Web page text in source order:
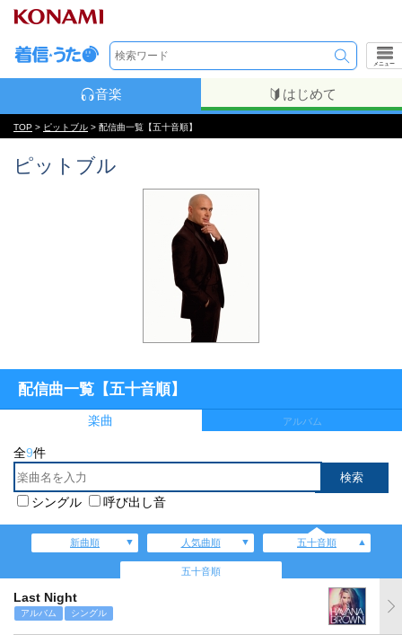
メニュー
音楽 はじめて
TOP > ピットブル > 配信曲一覧【五十音順】
ピットブル
配信曲一覧【五十音順】
楽曲 アルバム
全9件
シングル 呼び出し音
新曲順 人気曲順 五十音順
五十音順
Last Night
アルバム シングル